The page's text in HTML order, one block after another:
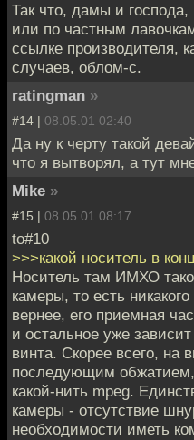
Так что, дамы и
или по частным
ссылке производителя,
случаев, облом-с.
ratingman »
#14 | 08.05.01 02:40
Да ну к черту такой
что я вытворял, а тут
Mike »
#15 | 08.05.01 08:17
to#10
>>>какой носитель в
Носитель там ИМХО
камеры, то есть
вернее, его приемная
и остальное уже
винта. Скорее всего, на
последующим
какой-нить mpeg.
камеры - отсутствие
необходимости иметь